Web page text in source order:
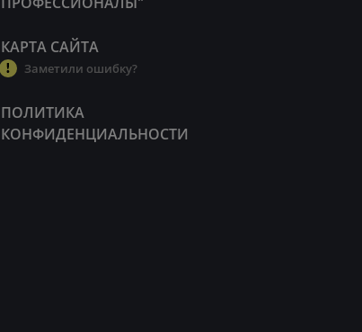
КАРТА САЙТА
Заметили ошибку?
ПОЛИТИКА
КОНФИДЕНЦИАЛЬНОСТИ